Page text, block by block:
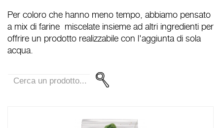
Per coloro che hanno meno tempo, abbiamo pensato
a mix di farine miscelate insieme ad altri ingredienti per
offrire un prodotto realizzabile con l'aggiunta di sola
acqua.